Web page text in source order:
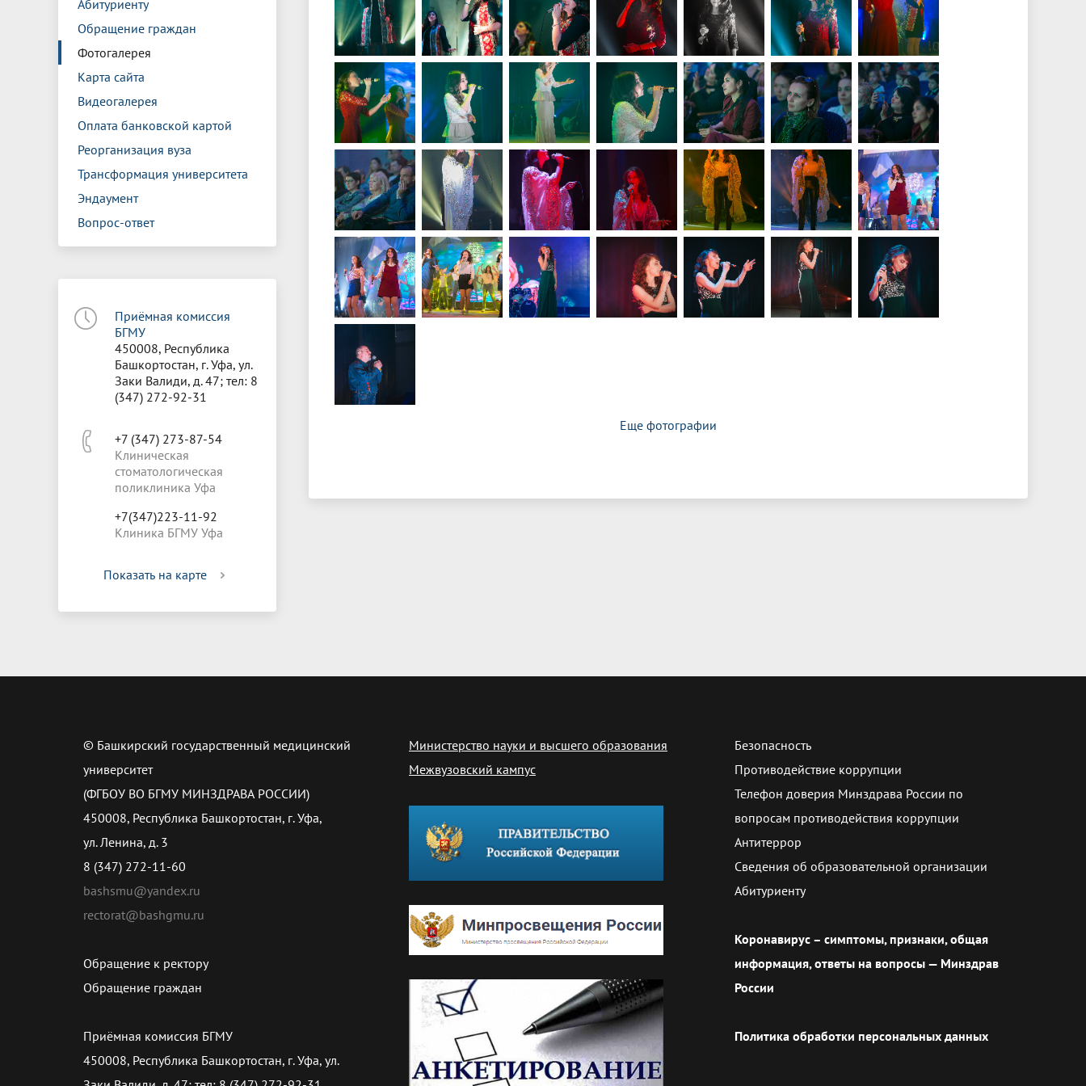
Абитуриенту
Обращение граждан
Фотогалерея
Карта сайта
Видеогалерея
Оплата банковской картой
Реорганизация вуза
Трансформация университета
Эндаумент
Вопрос-ответ
Приёмная комиссия
БГМУ
450008, Республика
Башкортостан, г. Уфа, ул.
Заки Валиди, д. 47; тел: 8
(347) 272-92-31
+7 (347) 273-87-54
Клиническая
стоматологическая
поликлиника Уфа
+7(347)223-11-92
Клиника БГМУ Уфа
Показать на карте
Еще фотографии
© Башкирский государственный медицинский
университет
(ФГБОУ ВО БГМУ МИНЗДРАВА РОССИИ)
450008, Республика Башкортостан, г. Уфа,
ул. Ленина, д. 3
8 (347) 272-11-60
bashsmu@yandex.ru
rectorat@bashgmu.ru
Обращение к ректору
Обращение граждан
Приёмная комиссия БГМУ
450008, Республика Башкортостан, г. Уфа, ул.
Министерство науки и высшего образования
Межвузовский кампус
Безопасность
Противодействие коррупции
Телефон доверия Минздрава России по
вопросам противодействия коррупции
Антитеррор
Сведения об образовательной организации
Абитуриенту
Коронавирус – симптомы, признаки, общая
информация, ответы на вопросы — Минздрав
России
Политика обработки персональных данных